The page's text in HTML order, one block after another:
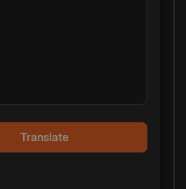
Translate